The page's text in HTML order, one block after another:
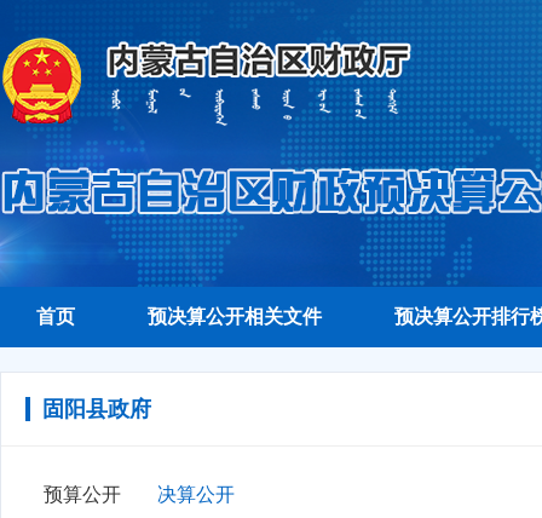
首页 预决算公开相关文件 预决算公开排行
固阳县政府
预算公开 决算公开